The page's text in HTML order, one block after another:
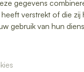
gegevens
verstrekt of die zij
gebruik van hun